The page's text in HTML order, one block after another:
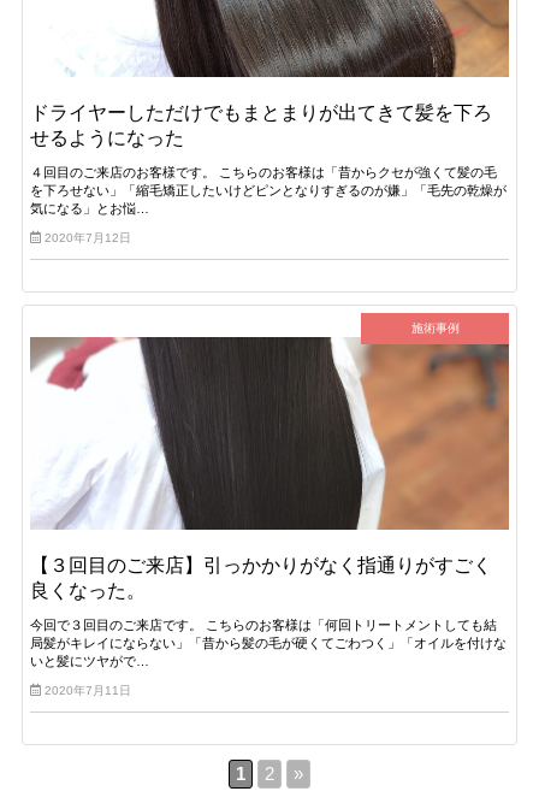
ドライヤーしただけでもまとまりが出てきて髪を下ろ
せるようになった
４回目のご来店のお客様です。 こちらのお客様は「昔からクセが強くて髪の毛
を下ろせない」「縮毛矯正したいけどピンとなりすぎるのが嫌」「毛先の乾燥が
気になる」とお悩…
2020年7月12日
施術事例
【３回目のご来店】引っかかりがなく指通りがすごく
良くなった。
今回で３回目のご来店です。 こちらのお客様は「何回トリートメントしても結
局髪がキレイにならない」「昔から髪の毛が硬くてごわつく」「オイルを付けな
いと髪にツヤがで…
2020年7月11日
1 2 »